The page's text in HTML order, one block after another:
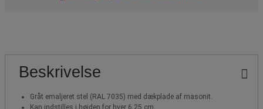
Beskrivelse
Gråt emaljeret stel (RAL 7035) med dækplade af masonit.
Kan indstilles i højden for hver 6,25 cm.